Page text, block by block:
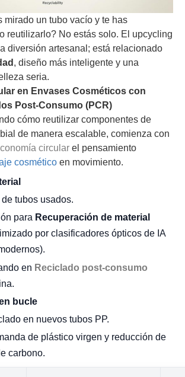
mirado un tubo vacío y te has
reutilizarlo? No estás solo. El upcycling
diversión artesanal; está relacionado
, diseño más inteligente y una
seria.
en Envases Cosméticos con
Post-Consumo (PCR)
cómo reutilizar componentes de
de manera escalable, comienza con
circular el pensamiento
cosmético en movimiento.
tubos usados.
para Recuperación de material
por clasificadores ópticos de IA
en Reciclado post-consumo
bucle
en nuevos tubos PP.
de plástico virgen y reducción de
carbono.